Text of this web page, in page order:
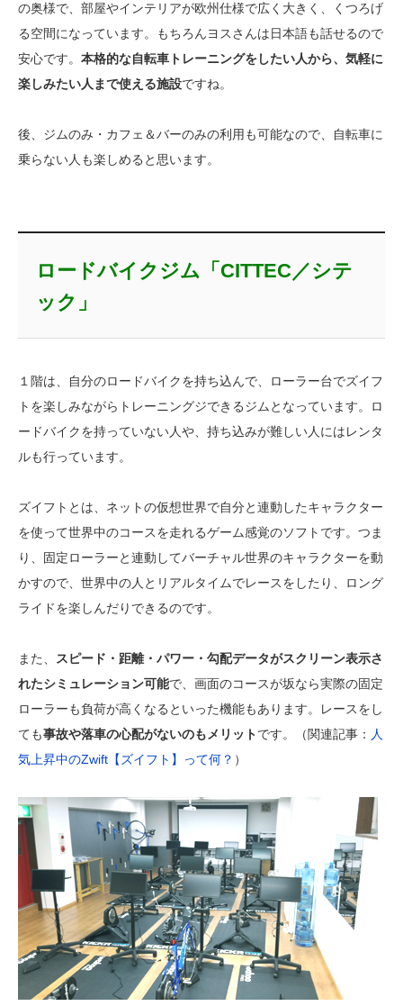
の奥様で、部屋やインテリアが欧州仕様で広く大きく、くつろげ
る空間になっています。もちろんヨスさんは日本語も話せるので
安心です。 本格的な自転車トレーニングをしたい人から、気軽に
楽しみたい人まで使える施設ですね。
後、ジムのみ・カフェ＆バーのみの利用も可能なので、自転車に
乗らない人も楽しめると思います。
ロードバイクジム「CITTEC／シテ
ック」
１階は、自分のロードバイクを持ち込んで、ローラー台でズイフ
トを楽しみながらトレーニングジできるジムとなっています。ロ
ードバイクを持っていない人や、持ち込みが難しい人にはレンタ
ルも行っています。
ズイフトとは、ネットの仮想世界で自分と連動したキャラクター
を使って世界中のコースを走れるゲーム感覚のソフトです。つま
り、固定ローラーと連動してバーチャル世界のキャラクターを動
かすので、世界中の人とリアルタイムでレースをしたり、ロング
ライドを楽しんだりできるのです。
また、 スピード・距離・パワー・勾配データがスクリーン表示さ
れたシミュレーション可能で、画面のコースが坂なら実際の固定
ローラーも負荷が高くなるといった機能もあります。レースをし
ても事故や落車の心配がないのもメリットです。（関連記事： 人
気上昇中のZwift【ズイフト】って何？ ）